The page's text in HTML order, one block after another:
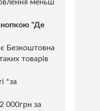
меньш
"Де
Безкоштовна
товарів
*за
000грн за